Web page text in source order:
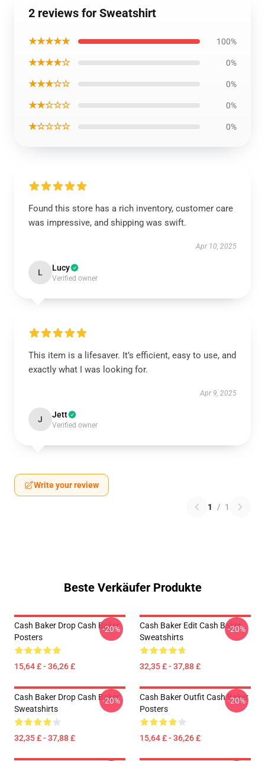
2 reviews for Sweatshirt
★★★★★ 100%
★★★★☆ 0%
★★★☆☆ 0%
★★☆☆☆ 0%
★☆☆☆☆ 0%
Found this store has a rich inventory, customer care
was impressive, and shipping was swift.
Apr 10, 2025
L Lucy
Verified owner
This item is a lifesaver. It’s efficient, easy to use, and
exactly what I was looking for.
Apr 9, 2025
J Jett
Verified owner
Write your review
1 / 1
Beste Verkäufer Produkte
Cash Baker Drop Cash Baker
Posters
15,64 £ - 36,26 £
-20%
Cash Baker Edit Cash Baker
Sweatshirts
32,35 £ - 37,88 £
-20%
Cash Baker Drop Cash Baker
Sweatshirts
32,35 £ - 37,88 £
-20%
Cash Baker Outfit Cash Baker
Posters
15,64 £ - 36,26 £
-20%